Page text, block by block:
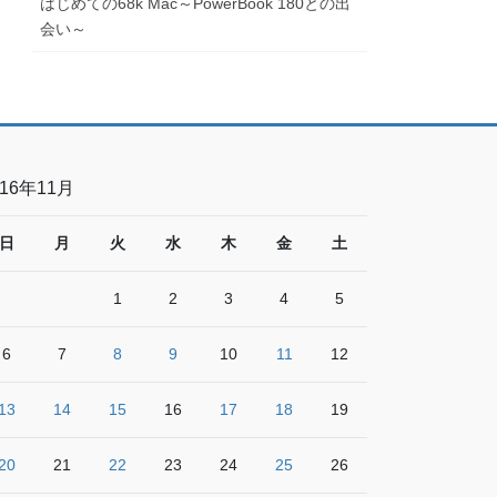
会い～
年11月
日 月 火 水 木 金 土
1 2 3 4 5
6 7 8 9 10 11 12
14 15 16 17 18 19
21 22 23 24 25 26